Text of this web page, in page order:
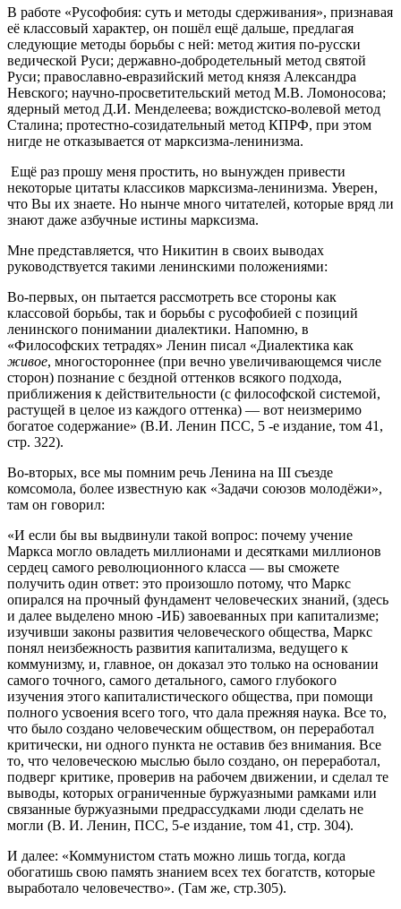
В работе «Русофобия: суть и методы сдерживания», признавая
её классовый характер, он пошёл ещё дальше, предлагая
следующие методы борьбы с ней: метод жития по-русски
ведической Руси; державно-добродетельный метод святой
Руси; православно-евразийский метод князя Александра
Невского; научно-просветительский метод М.В. Ломоносова;
ядерный метод Д.И. Менделеева; вождистско-волевой метод
Сталина; протестно-созидательный метод КПРФ, при этом
нигде не отказывается от марксизма-ленинизма.
Ещё раз прошу меня простить, но вынужден привести
некоторые цитаты классиков марксизма-ленинизма. Уверен,
что Вы их знаете. Но нынче много читателей, которые вряд ли
знают даже азбучные истины марксизма.
Мне представляется, что Никитин в своих выводах
руководствуется такими ленинскими положениями:
Во-первых, он пытается рассмотреть все стороны как
классовой борьбы, так и борьбы с русофобией с позиций
ленинского понимании диалектики. Напомню, в
«Философских тетрадях» Ленин писал «Диалектика как
живое, многостороннее (при вечно увеличивающемся числе
сторон) познание с бездной оттенков всякого подхода,
приближения к действительности (с философской системой,
растущей в целое из каждого оттенка) — вот неизмеримо
богатое содержание» (В.И. Ленин ПСС, 5 -е издание, том 41,
стр. 322).
Во-вторых, все мы помним речь Ленина на III съезде
комсомола, более известную как «Задачи союзов молодёжи»,
там он говорил:
«И если бы вы выдвинули такой вопрос: почему учение
Маркса могло овладеть миллионами и десятками миллионов
сердец самого революционного класса — вы сможете
получить один ответ: это произошло потому, что Маркс
опирался на прочный фундамент человеческих знаний, (здесь
и далее выделено мною -ИБ) завоеванных при капитализме;
изучивши законы развития человеческого общества, Маркс
понял неизбежность развития капитализма, ведущего к
коммунизму, и, главное, он доказал это только на основании
самого точного, самого детального, самого глубокого
изучения этого капиталистического общества, при помощи
полного усвоения всего того, что дала прежняя наука. Все то,
что было создано человеческим обществом, он переработал
критически, ни одного пункта не оставив без внимания. Все
то, что человеческою мыслью было создано, он переработал,
подверг критике, проверив на рабочем движении, и сделал те
выводы, которых ограниченные буржуазными рамками или
связанные буржуазными предрассудками люди сделать не
могли (В. И. Ленин, ПСС, 5-е издание, том 41, стр. 304).
И далее: «Коммунистом стать можно лишь тогда, когда
обогатишь свою память знанием всех тех богатств, которые
выработало человечество». (Там же, стр.305).